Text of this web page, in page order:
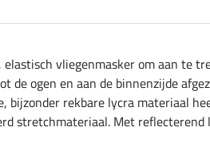
vliegenmasker om aan te
de ogen en aan de binnenzijde
bijzonder rekbare lycra materiaal
stretchmateriaal. Met reflecterend